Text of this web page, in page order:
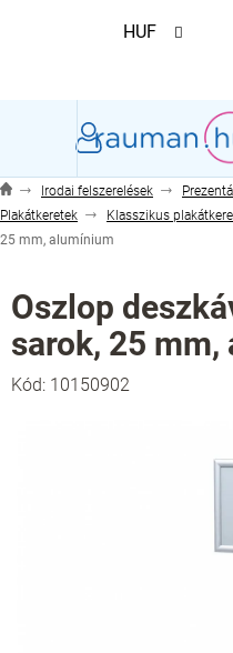
HUF
Irodai felszerelések
Plakátkeretek
Klasszikus
25 mm, alumínium
Oszlop
sarok, 25
Kód: 10150902